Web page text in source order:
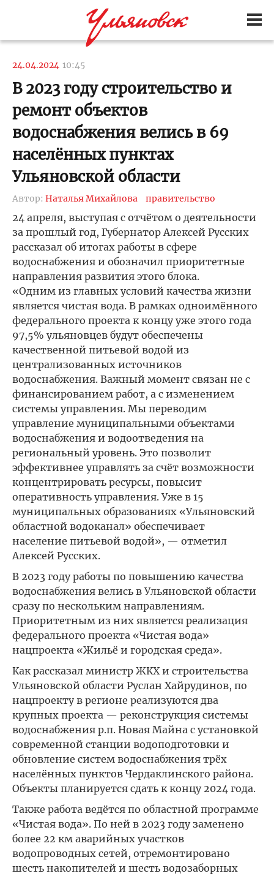
24.04.2024 10:45
В 2023 году строительство и
ремонт объектов
водоснабжения велись в 69
населённых пунктах
Ульяновской области
Автор: Наталья Михайлова правительство
24 апреля, выступая с отчётом о деятельности
за прошлый год, Губернатор Алексей Русских
рассказал об итогах работы в сфере
водоснабжения и обозначил приоритетные
направления развития этого блока.
«Одним из главных условий качества жизни
является чистая вода. В рамках одноимённого
федерального проекта к концу уже этого года
97,5% ульяновцев будут обеспечены
качественной питьевой водой из
централизованных источников
водоснабжения. Важный момент связан не с
финансированием работ, а с изменением
системы управления. Мы переводим
управление муниципальными объектами
водоснабжения и водоотведения на
региональный уровень. Это позволит
эффективнее управлять за счёт возможности
концентрировать ресурсы, повысит
оперативность управления. Уже в 15
муниципальных образованиях «Ульяновский
областной водоканал» обеспечивает
население питьевой водой», — отметил
Алексей Русских.
В 2023 году работы по повышению качества
водоснабжения велись в Ульяновской области
сразу по нескольким направлениям.
Приоритетным из них является реализация
федерального проекта «Чистая вода»
нацпроекта «Жильё и городская среда».
Как рассказал министр ЖКХ и строительства
Ульяновской области Руслан Хайрудинов, по
нацпроекту в регионе реализуются два
крупных проекта — реконструкция системы
водоснабжения р.п. Новая Майна с установкой
современной станции водоподготовки и
обновление систем водоснабжения трёх
населённых пунктов Чердаклинского района.
Объекты планируется сдать к концу 2024 года.
Также работа ведётся по областной программе
«Чистая вода». По ней в 2023 году заменено
более 22 км аварийных участков
водопроводных сетей, отремонтировано
шесть накопителей и шесть водозаборных